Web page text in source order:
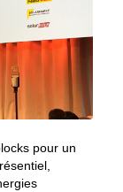
pour un